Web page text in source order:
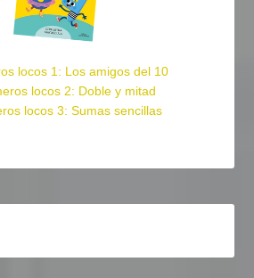
locos 1: Los amigos del 10
locos 2: Doble y mitad
locos 3: Sumas sencillas